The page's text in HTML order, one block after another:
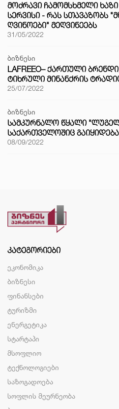
ᲛᲝᲫᲠᲐᲕᲘ ᲩᲐᲛᲝᲛᲡᲮᲛᲔᲚᲘ
ᲡᲔᲠᲕᲘᲡᲘ - ᲠᲐᲡ ᲡᲗᲐᲕᲐᲖᲝᲑᲡ
ᲦᲕᲘᲜᲝᲔᲑᲘ" ᲛᲔᲦᲕᲘᲜᲔᲔᲑᲡ
31/05/2022
ბიზნესი
LAFREEO– ᲥᲐᲠᲗᲣᲚᲘ
ᲢᲘᲮᲠᲣᲚᲘ ᲛᲘᲜᲐᲜᲥᲠᲘᲡ
25/07/2022
ბიზნესი
ᲡᲐᲛᲙᲣᲠᲜᲐᲚᲝ ᲬᲧᲐᲚᲘ
ᲡᲐᲥᲐᲠᲗᲕᲔᲚᲝᲨᲘᲪ ᲒᲐᲘᲧᲘᲓᲔᲑᲐ
08/09/2022
ᲙᲐᲢᲔᲒᲝᲠᲘᲔᲑᲘ
ეკონომიკა
ბიზნესი
ფინანსები
ტურიზმი
ენერგეტიკა
სტარტაპი
მსოფლიო
ტექნოლოგიები
საზოგადოება
სოფლის მეურნეობა